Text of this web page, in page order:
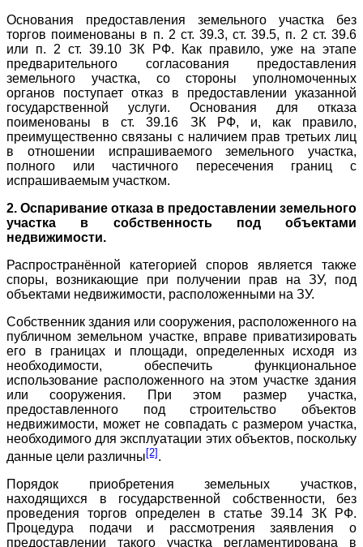
Основания предоставления земельного участка без
торгов поименованы в п. 2 ст. 39.3, ст. 39.5, п. 2 ст. 39.6
или п. 2 ст. 39.10 ЗК РФ. Как правило, уже на этапе
предварительного согласования предоставления
земельного участка, со стороны уполномоченных
органов поступает отказ в предоставлении указанной
государственной услуги. Основания для отказа
поименованы в ст. 39.16 ЗК РФ, и, как правило,
преимущественно связаны с наличием прав третьих лиц
в отношении испрашиваемого земельного участка,
полного или частичного пересечения границ с
испрашиваемым участком.
2. Оспаривание отказа в предоставлении земельного
участка в собственность под объектами
недвижимости.
Распространённой категорией споров является также
споры, возникающие при получении прав на ЗУ, под
объектами недвижимости, расположенными на ЗУ.
Собственник здания или сооружения, расположенного на
публичном земельном участке, вправе приватизировать
его в границах и площади, определенных исходя из
необходимости, обеспечить функциональное
использование расположенного на этом участке здания
или сооружения. При этом размер участка,
предоставленного под строительство объектов
недвижимости, может не совпадать с размером участка,
необходимого для эксплуатации этих объектов, поскольку
данные цели различны[2].
Порядок приобретения земельных участков,
находящихся в государственной собственности, без
проведения торгов определен в статье 39.14 ЗК РФ.
Процедура подачи и рассмотрения заявления о
предоставлении такого участка регламентирована в